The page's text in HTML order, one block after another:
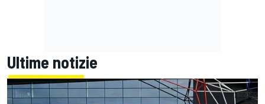
Ultime notizie